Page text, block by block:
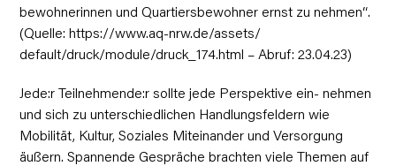
bewohnerinnen und Quartiersbewohner ernst zu nehmen“.
(Quelle: https://www.aq-nrw.de/assets/
default/druck/module/druck_174.html – Abruf: 23.04.23)
Jede:r Teilnehmende:r sollte jede Perspektive ein- nehmen
und sich zu unterschiedlichen Handlungsfeldern wie
Mobilität, Kultur, Soziales Miteinander und Versorgung
äußern. Spannende Gespräche brachten viele Themen auf